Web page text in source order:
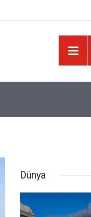
Dünya